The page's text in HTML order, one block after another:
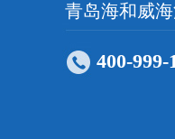
青岛海和威
400-999-